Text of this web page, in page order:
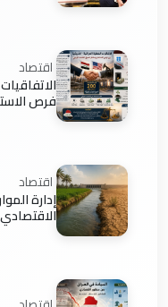
اقتصاد
فرص
اقتصاد
إدارة